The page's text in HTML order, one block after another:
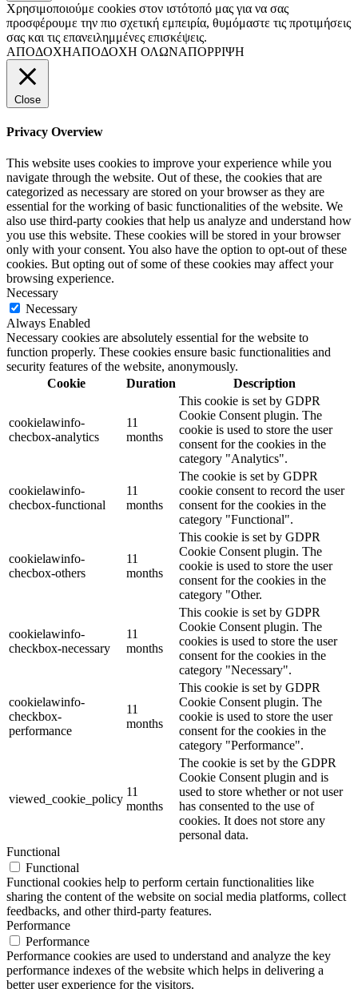
Χρησιμοποιούμε cookies στον ιστότοπό μας για να σας
προσφέρουμε την πιο σχετική εμπειρία, θυμόμαστε τις προτιμήσεις
σας και τις επανειλημμένες επισκέψεις.
ΑΠΟΔΟΧΗΑΠΟΔΟΧΗ ΟΛΩΝΑΠΟΡΡΙΨΗ
Close
Privacy Overview
This website uses cookies to improve your experience while you
navigate through the website. Out of these, the cookies that are
categorized as necessary are stored on your browser as they are
essential for the working of basic functionalities of the website. We
also use third-party cookies that help us analyze and understand how
you use this website. These cookies will be stored in your browser
only with your consent. You also have the option to opt-out of these
cookies. But opting out of some of these cookies may affect your
browsing experience.
Necessary
Necessary
Always Enabled
Necessary cookies are absolutely essential for the website to
function properly. These cookies ensure basic functionalities and
security features of the website, anonymously.
Cookie
Duration Description
cookielawinfo-
checbox-analytics
11
months
This cookie is set by GDPR
Cookie Consent plugin. The
cookie is used to store the user
consent for the cookies in the
category "Analytics".
cookielawinfo-
checbox-functional
11
months
The cookie is set by GDPR
cookie consent to record the user
consent for the cookies in the
category "Functional".
cookielawinfo-
checbox-others
11
months
This cookie is set by GDPR
Cookie Consent plugin. The
cookie is used to store the user
consent for the cookies in the
category "Other.
cookielawinfo-
checkbox-necessary
11
months
This cookie is set by GDPR
Cookie Consent plugin. The
cookies is used to store the user
consent for the cookies in the
category "Necessary".
cookielawinfo-
checkbox-
performance
11
months
This cookie is set by GDPR
Cookie Consent plugin. The
cookie is used to store the user
consent for the cookies in the
category "Performance".
viewed_cookie_policy
11
months
The cookie is set by the GDPR
Cookie Consent plugin and is
used to store whether or not user
has consented to the use of
cookies. It does not store any
personal data.
Functional
Functional
Functional cookies help to perform certain functionalities like
sharing the content of the website on social media platforms, collect
feedbacks, and other third-party features.
Performance
Performance
Performance cookies are used to understand and analyze the key
performance indexes of the website which helps in delivering a
better user experience for the visitors.